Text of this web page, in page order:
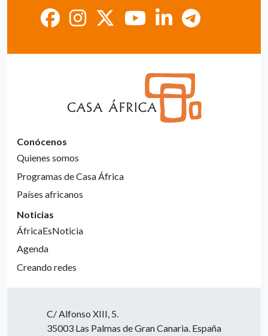
Conócenos
Quienes somos
Programas de Casa África
Países africanos
Noticias
ÁfricaEsNoticia
Agenda
Creando redes
C/ Alfonso XIII, 5.
35003 Las Palmas de Gran Canaria. España